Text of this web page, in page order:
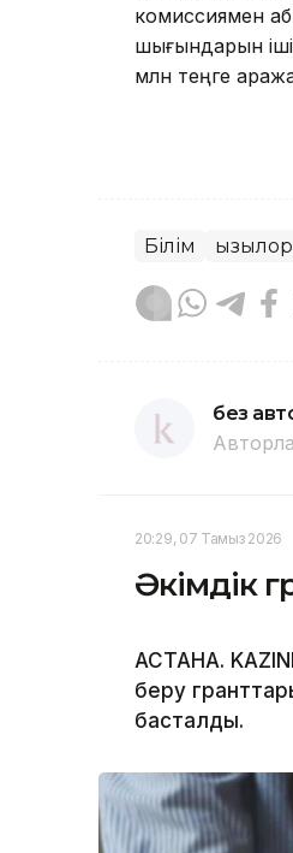
комиссиямен
шығындарын
млн теңге
Білім
без
20:29, 07 Тамыз 2026
Әкімдік
АСТАНА.
беру
басталды.